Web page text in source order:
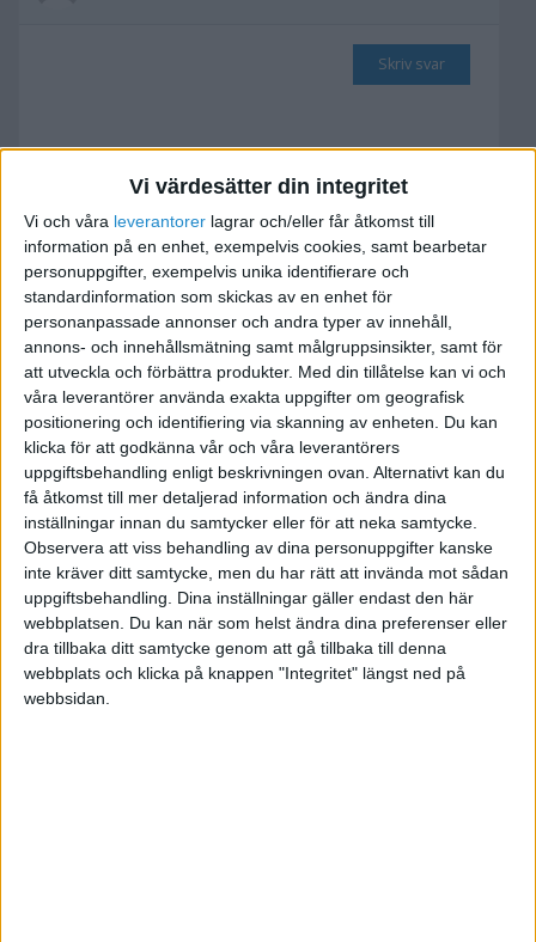
Vi värdesätter din integritet
Vi och våra leverantorer lagrar och/eller får åtkomst till
information på en enhet, exempelvis cookies, samt bearbetar
personuppgifter, exempelvis unika identifierare och
standardinformation som skickas av en enhet för
personanpassade annonser och andra typer av innehåll,
annons- och innehållsmätning samt målgruppsinsikter, samt för
att utveckla och förbättra produkter. Med din tillåtelse kan vi och
våra leverantörer använda exakta uppgifter om geografisk
positionering och identifiering via skanning av enheten. Du kan
klicka för att godkänna vår och våra leverantörers
uppgiftsbehandling enligt beskrivningen ovan. Alternativt kan du
få åtkomst till mer detaljerad information och ändra dina
inställningar innan du samtycker eller för att neka samtycke.
Observera att viss behandling av dina personuppgifter kanske
inte kräver ditt samtycke, men du har rätt att invända mot sådan
uppgiftsbehandling. Dina inställningar gäller endast den här
webbplatsen. Du kan när som helst ändra dina preferenser eller
dra tillbaka ditt samtycke genom att gå tillbaka till denna
webbplats och klicka på knappen "Integritet" längst ned på
webbsidan.
Skriv svar
Eftersöker Mallar till
Köpekontrakt och Köpebrev
2018-05-31 13:44
Jag har försökt beställa mallar på denna hemsida
dels i går kväll (onsdag) dels åter i morse.
Det såg rätt ut, och Svarsmeddeladet löd:
Din mall är på väg!
Den mall du frågade efter har nu skickats till den
e-postadress du angav. Hoppas du blir nöjd.
Men inget har kommit fram till mig.
Någon som vet varför, det hänger upp sig?
Patrik Nilsson